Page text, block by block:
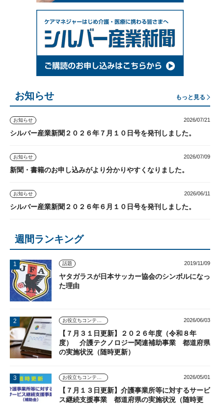
お知らせ もっと見る
お知らせ 2026/07/21
シルバー産業新聞２０２６年７月１０日号を発刊しました。
お知らせ 2026/07/09
新聞・書籍のお申し込みがより分かりやすくなりました。
お知らせ 2026/06/11
シルバー産業新聞２０２６年６月１０日号を発刊しました。
週間ランキング
話題 2019/11/09
ヤタガラスが日本サッカー協会のシンボルになっ
た理由
2026/06/03
【７月３１日更新】２０２６年度（令和８年
度） 介護テクノロジー関連補助事業 都道府県
の実施状況（随時更新）
2026/05/01
【７月１３日更新】介護事業所等に対するサービ
ス継続支援事業 都道府県の実施状況（随時更